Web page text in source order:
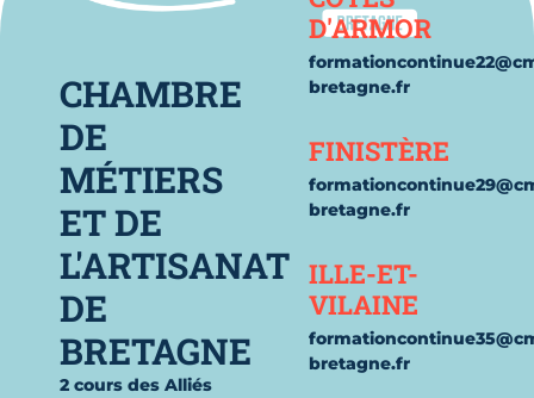
CHAMBRE
DE
MÉTIERS
ET DE
L'ARTISANAT
DE
BRETAGNE
2 cours des Alliés
D'ARMOR
bretagne.fr
FINISTÈRE
bretagne.fr
ILLE-ET-
VILAINE
bretagne.fr